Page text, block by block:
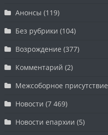
Анонсы (119)
Без рубрики (104)
Возрождение (377)
Комментарий (2)
Межсоборное присутствие
Новости (7 469)
Новости епархии (5)